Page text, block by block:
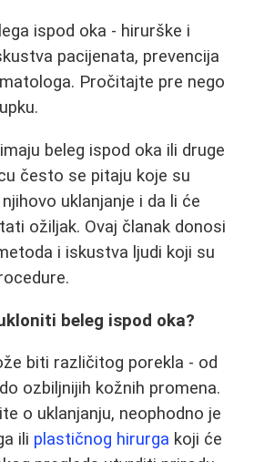
ispod oka - hirurške i
pacijenata, prevencija
Pročitajte pre nego
beleg ispod oka ili druge
često se pitaju koje su
uklanjanje i da li će
ožiljak. Ovaj članak donosi
i iskustva ljudi koji su
beleg ispod oka?
biti različitog porekla - od
ozbiljnijih kožnih promena.
o uklanjanju, neophodno je
ili plastičnog hirurga koji će